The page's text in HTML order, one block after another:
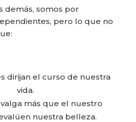
demás, somos por
pero lo que no
dirijan el curso de nuestra
vida.
más que el nuestro
nuestra belleza.